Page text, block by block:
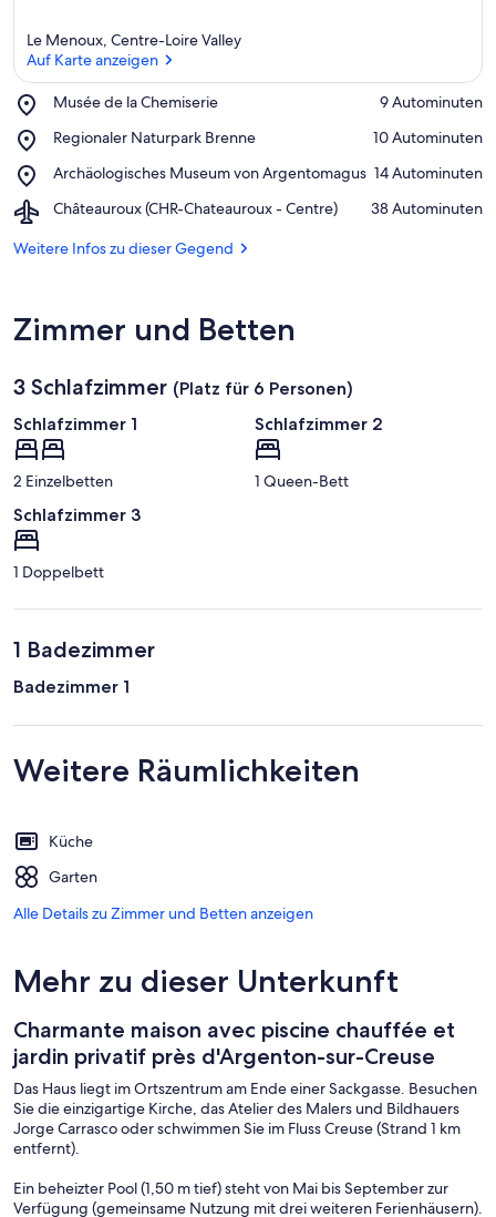
Le Menoux, Centre-Loire Valley
Auf Karte anzeigen
Musée de la Chemiserie
Place,
de
Chemiserie
‪9 Autominuten‬
Regionaler Naturpark Brenne
Place,
Naturpark
‪10 Autominuten‬
Archäologisches Museum von Argentomagus
Place,
Museum
Argentomagus
‪14 Autominuten‬
Châteauroux (CHR-Chateauroux - Centre)
Airport,
(CHR-
‪38 Autominuten‬
Weitere Infos zu dieser Gegend
Zimmer und Betten
3 Schlafzimmer (Platz für 6 Personen)
Schlafzimmer 1
2 Einzelbetten
Schlafzimmer 2
1 Queen-Bett
Schlafzimmer 3
1 Doppelbett
1 Badezimmer
Badezimmer 1
Weitere Räumlichkeiten
Küche
Garten
Alle Details zu Zimmer und Betten anzeigen
Mehr zu dieser Unterkunft
Charmante maison avec piscine chauffée et
jardin privatif près d'Argenton-sur-Creuse
Das Haus liegt im Ortszentrum am Ende einer Sackgasse. Besuchen
Sie die einzigartige Kirche, das Atelier des Malers und Bildhauers
Jorge Carrasco oder schwimmen Sie im Fluss Creuse (Strand 1 km
entfernt).
Ein beheizter Pool (1,50 m tief) steht von Mai bis September zur
Verfügung (gemeinsame Nutzung mit drei weiteren Ferienhäusern).